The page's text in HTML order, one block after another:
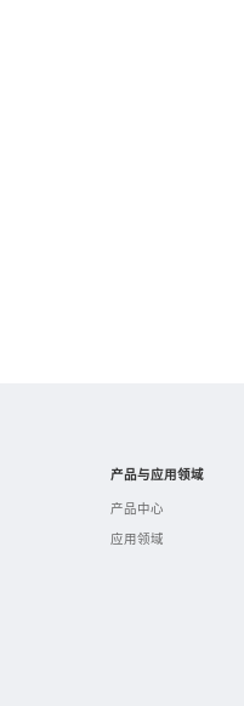
产品与应用领域
产品中心
应用领域